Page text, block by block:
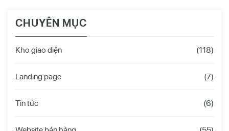
CHUYÊN MỤC
Kho giao diện (118)
Landing page (7)
Tin tức (6)